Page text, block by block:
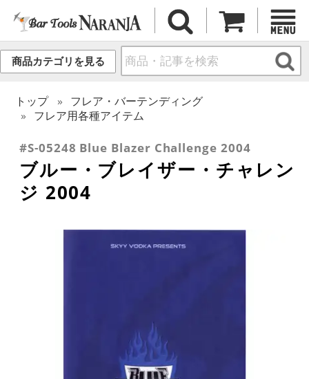
商品カテゴリを見る
トップ
フレア・バーテンディング
フレア用各種アイテム
#S-05248 Blue Blazer Challenge 2004
ブルー・ブレイザー・チャレン
ジ 2004